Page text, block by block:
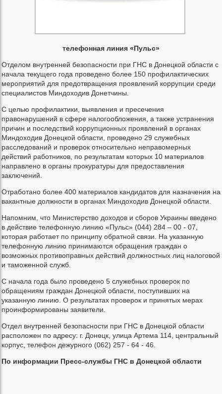
телефонная линия «Пульс»
Отделом внутренней безопасности при ГНС в Донецкой области с
начала текущего года проведено более 150 профилактических
мероприятий для предотвращения проявлений коррупции среди
специалистов Миндоходив Донетчины.
С целью профилактики, выявления и пресечения
правонарушений в сфере налогообложения, а также устранения
причин и последствий коррупционных проявлений в органах
Миндоходив Донецкой области, проведено 29 служебных
расследований и проверок относительно неправомерных
действий работников, по результатам которых 10 материалов
направлено в органы прокуратуры для предоставления
заключений.
Отработано более 400 материалов кандидатов для назначения на
вакантные должности в органах Миндоходив Донецкой области.
Напомним, что Министерство доходов и сборов Украины введено
в действие телефонную линию «Пульс» (044) 284 – 00 - 07,
которая работает по принципу обратной связи. На указанную
телефонную линию принимаются обращения граждан о
возможных противоправных действий должностных лиц налоговой
и таможенной служб.
С начала года было проведено 5 служебных проверок по
обращениям граждан Донецкой области, поступивших на
указанную линию. О результатах проверок и принятых мерах
проинформированы заявители.
Отдел внутренней безопасности при ГНС в Донецкой области
расположен по адресу: г. Донецк, улица Артема 114, центральный
корпус, телефон дежурного (062) 257 - 64 - 46.
По информации Пресс-службы ГНС в Донецкой области